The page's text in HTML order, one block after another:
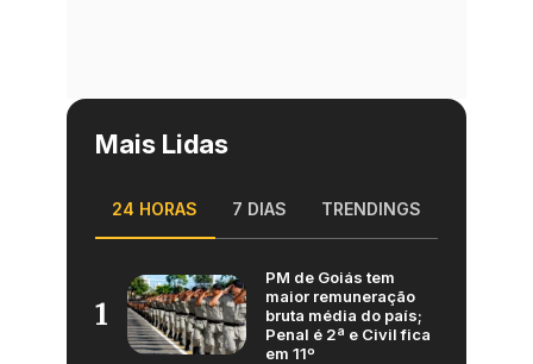
Mais Lidas
24 HORAS 7 DIAS TRENDINGS
1
PM de Goiás tem
maior remuneração
bruta média do país;
Penal é 2ª e Civil fica
em 11º